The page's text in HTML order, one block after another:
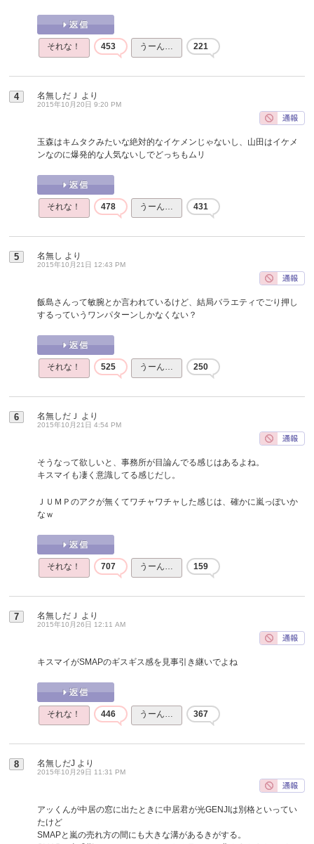
それな！ 453 うーん… 221
4 名無しだＪ より
2015年10月20日 9:20 PM
玉森はキムタクみたいな絶対的なイケメンじゃないし、山田はイケメ
ンなのに爆発的な人気ないしでどっちもムリ
それな！ 478 うーん… 431
5 名無し より
2015年10月21日 12:43 PM
飯島さんって敏腕とか言われているけど、結局バラエティでごり押し
するっていうワンパターンしかなくない？
それな！ 525 うーん… 250
6 名無しだＪ より
2015年10月21日 4:54 PM
そうなって欲しいと、事務所が目論んでる感じはあるよね。
キスマイも凄く意識してる感じだし。
ＪＵＭＰのアクが無くてワチャワチャした感じは、確かに嵐っぽいか
なｗ
それな！ 707 うーん… 159
7 名無しだＪ より
2015年10月26日 12:11 AM
キスマイがSMAPのギスギス感を見事引き継いでよね
それな！ 446 うーん… 367
8 名無しだJ より
2015年10月29日 11:31 PM
アッくんが中居の窓に出たときに中居君が光GENJIは別格といってい
たけど
SMAPと嵐の売れ方の間にも大きな溝があるきがする。